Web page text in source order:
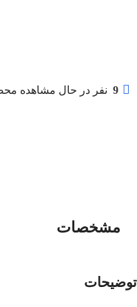
9 نفر در حال مشاهده
توضیحات
مشخصات